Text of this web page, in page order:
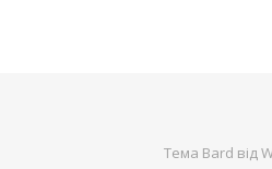
Тема Bard від